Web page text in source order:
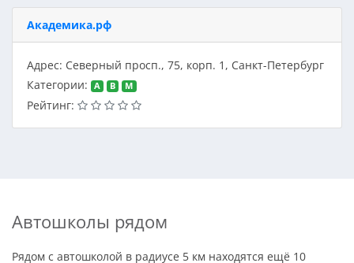
Академика.рф
Адрес: Северный просп., 75, корп. 1, Санкт-Петербург
Категории:
A B M
Рейтинг:
Автошколы рядом
Рядом с автошколой в радиусе 5 км находятся ещё 10